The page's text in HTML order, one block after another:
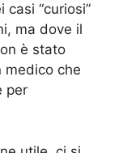
“curiosi”
ma dove il
è stato
medico che
per